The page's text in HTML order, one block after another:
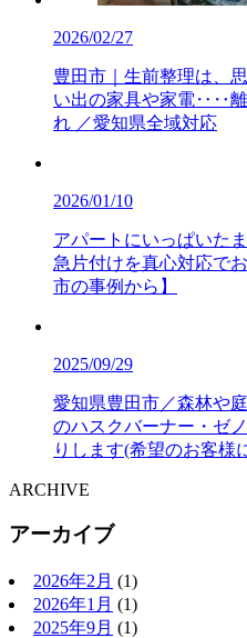
2026/02/27
豊田市｜生前整理は、
い出の家具や家電‥‥離
れ ／愛知県全域対応
2026/01/10
アパートにいっぱいた
急片付けを真心対応で
市の事例から】
2025/09/29
愛知県豊田市／森林や
のハスクバーナー・ゼ
りします(希望のお客様
ARCHIVE
アーカイブ
2026年2月 (1)
2026年1月 (1)
2025年9月 (1)